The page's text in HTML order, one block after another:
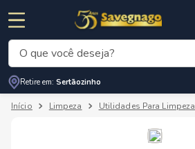
O que você deseja?
Retire em: Sertãozinho
Limpeza Utilidades Para Limpeza
Termos mais buscados